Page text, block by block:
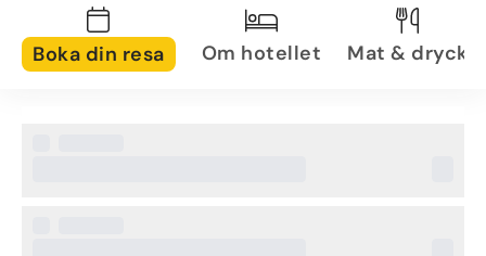
Boka din resa Om hotellet Mat & dryck